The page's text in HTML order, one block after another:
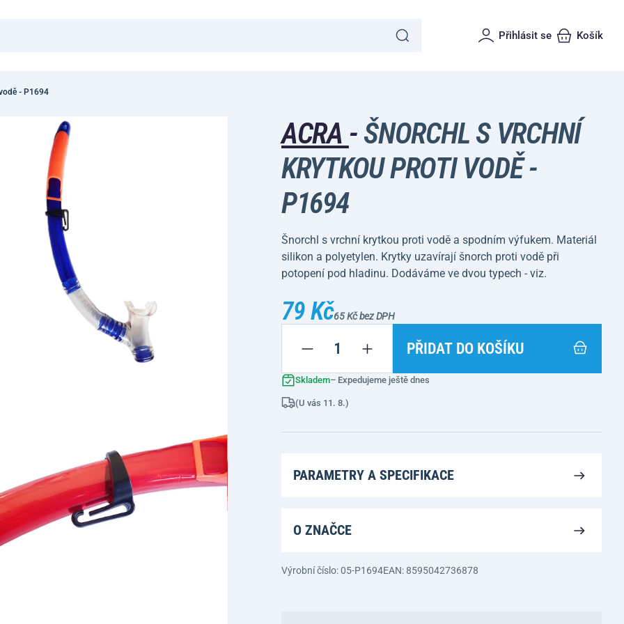
Přihlásit se Košík
- P1694
ACRA - ŠNORCHL S VRCHNÍ
KRYTKOU PROTI VODĚ -
P1694
Šnorchl s vrchní krytkou proti vodě a spodním výfukem. Materiál
silikon a polyetylen. Krytky uzavírají šnorch proti vodě při
potopení pod hladinu. Dodáváme ve dvou typech - viz.
79 Kč65 Kč bez DPH
PŘIDAT DO KOŠÍKU
Skladem– Expedujeme ještě dnes
(U vás 11. 8.)
PARAMETRY A SPECIFIKACE
O ZNAČCE
Výrobní číslo: 05-P1694EAN: 8595042736878